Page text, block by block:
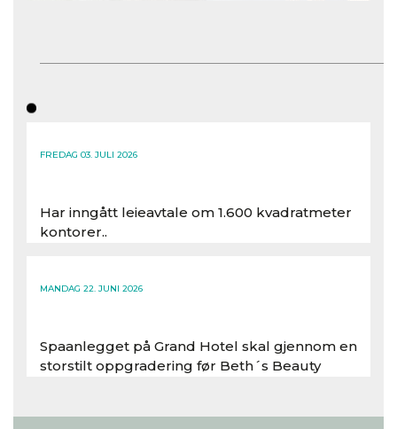
FREDAG 03. JULI 2026
Har inngått leieavtale om 1.600 kvadratmeter
kontorer..
MANDAG 22. JUNI 2026
Spaanlegget på Grand Hotel skal gjennom en
storstilt oppgradering før Beth´s Beauty
Les hele artikkelen